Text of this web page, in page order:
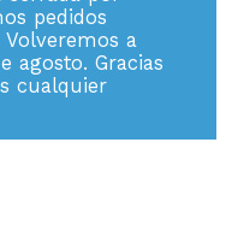
pedidos
a
agosto. Gracias
cualquier